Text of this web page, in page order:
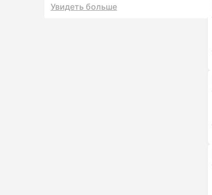
Увидеть больше